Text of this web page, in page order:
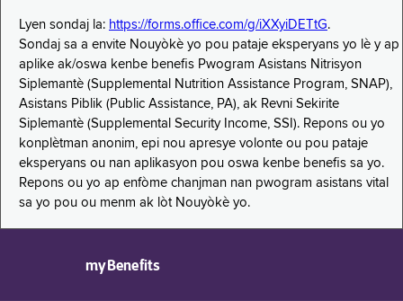
Lyen sondaj la: https://forms.office.com/g/iXXyiDETtG.
Sondaj sa a envite Nouyòkè yo pou pataje eksperyans yo lè y ap
aplike ak/oswa kenbe benefis Pwogram Asistans Nitrisyon
Siplemantè (Supplemental Nutrition Assistance Program, SNAP),
Asistans Piblik (Public Assistance, PA), ak Revni Sekirite
Siplemantè (Supplemental Security Income, SSI). Repons ou yo
konplètman anonim, epi nou apresye volonte ou pou pataje
eksperyans ou nan aplikasyon pou oswa kenbe benefis sa yo.
Repons ou yo ap enfòme chanjman nan pwogram asistans vital
sa yo pou ou menm ak lòt Nouyòkè yo.
myBenefits